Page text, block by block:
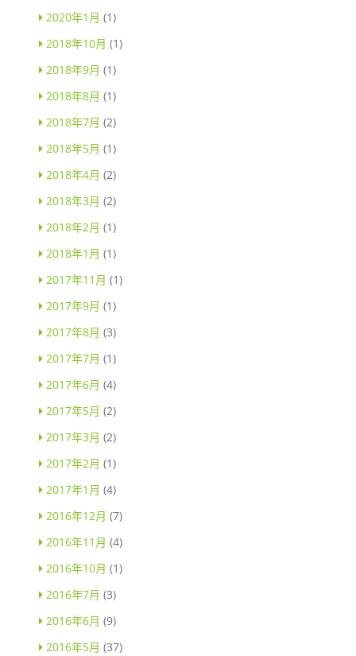
2020年1月 (1)
2018年10月 (1)
2018年9月 (1)
2018年8月 (1)
2018年7月 (2)
2018年5月 (1)
2018年4月 (2)
2018年3月 (2)
2018年2月 (1)
2018年1月 (1)
2017年11月 (1)
2017年9月 (1)
2017年8月 (3)
2017年7月 (1)
2017年6月 (4)
2017年5月 (2)
2017年3月 (2)
2017年2月 (1)
2017年1月 (4)
2016年12月 (7)
2016年11月 (4)
2016年10月 (1)
2016年7月 (3)
2016年6月 (9)
2016年5月 (37)